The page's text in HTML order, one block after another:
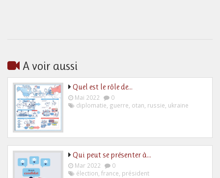
A voir aussi
Quel est le rôle de…
Mai 2022
0
diplomatie guerre otan russie ukraine
Qui peut se présenter à…
Mar 2022
0
élection, france, président